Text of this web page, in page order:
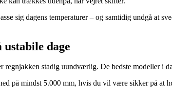
sig dagens temperaturer – og samtidig undgå at
ustabile dage
regnjakken stadig uundværlig. De bedste modeller i
på mindst 5.000 mm, hvis du vil være sikker på